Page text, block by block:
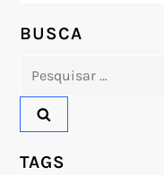
P
o
s
t
BUSCA
TAGS